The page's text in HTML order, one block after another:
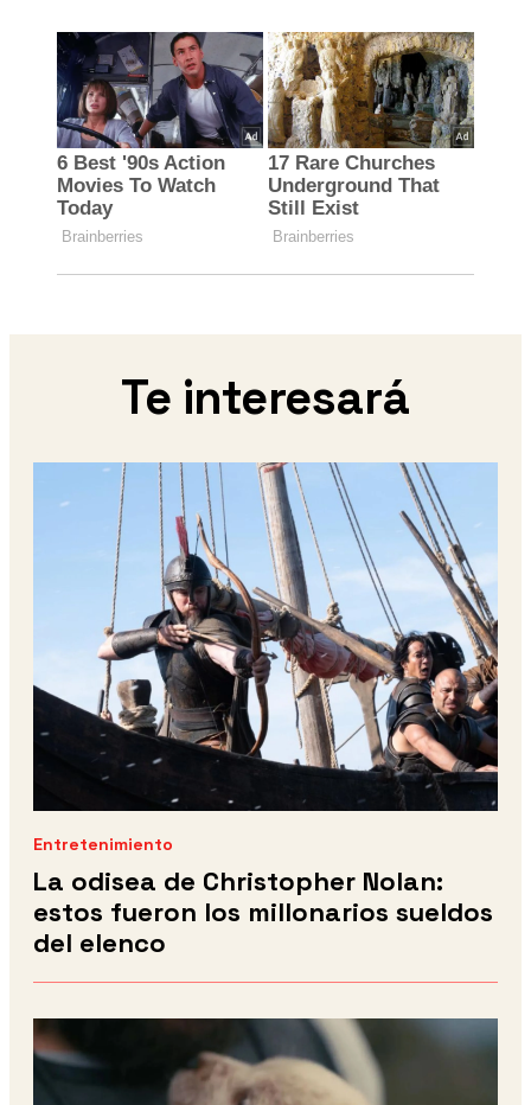
Te interesará
Entretenimiento
La odisea de Christopher Nolan:
estos fueron los millonarios sueldos
del elenco